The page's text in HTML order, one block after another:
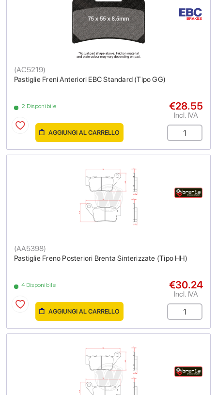
Pastiglie Freni Anteriori EBC Standard (Tipo GG)
(AC5219)
2 Disponibile €28.55
Incl. IVA
AGGIUNGI AL CARRELLO
Pastiglie Freno Posteriori Brenta Sinterizzate (Tipo HH)
(AA5398)
4 Disponibile €30.24
Incl. IVA
AGGIUNGI AL CARRELLO